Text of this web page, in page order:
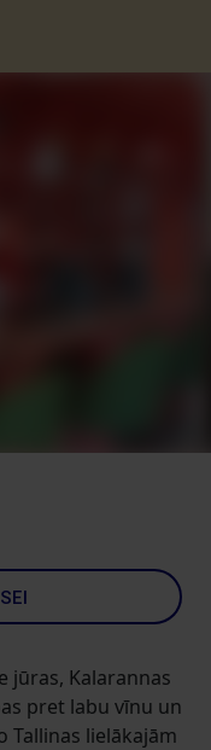
jūras, Kalarannas
pret labu vīnu un
Tallinas lielākajām